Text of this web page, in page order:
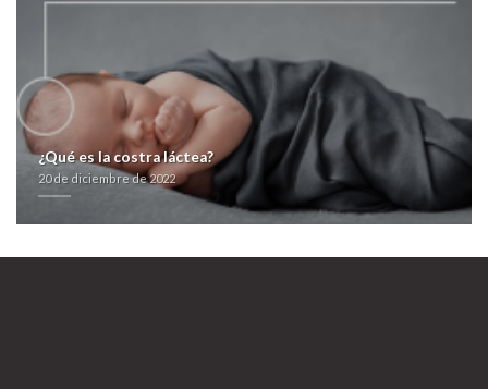
Ver contenido completofliban addyi precio en pesosfarmacialaspalmeras.com
¿Qué es la costra láctea?
20 de diciembre de 2022